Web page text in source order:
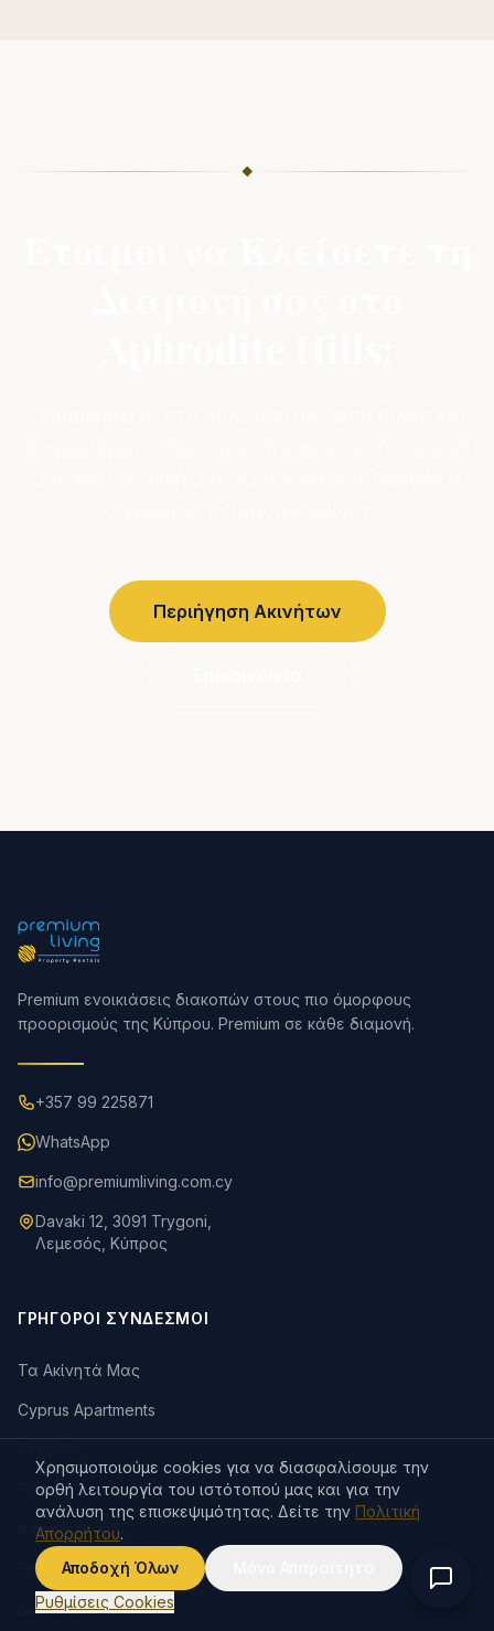
◆
Περιήγηση Ακινήτων
Premium ενοικιάσεις διακοπών στους πιο όμορφους
προορισμούς της Κύπρου. Premium σε κάθε διαμονή.
+357 99 225871
WhatsApp
info@premiumliving.com.cy
Davaki 12, 3091 Trygoni,
Λεμεσός, Κύπρος
ΓΡΉΓΟΡΟΙ ΣΎΝΔΕΣΜΟΙ
Τα Ακίνητά Μας
Cyprus Apartments
Πάφος
Αφροδίτη Χιλς
Πρόσθετες Υπηρεσίες
Δωροκάρτες
Χρησιμοποιούμε cookies για να διασφαλίσουμε την
ορθή λειτουργία του ιστότοπού μας και για την
ανάλυση της επισκεψιμότητας. Δείτε την Πολιτική
Απορρήτου.
Αποδοχή Όλων
Ρυθμίσεις Cookies